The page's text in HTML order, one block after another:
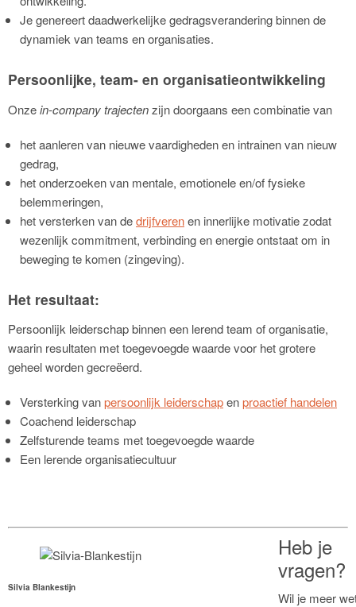
Je genereert daadwerkelijke gedragsverandering binnen de
dynamiek van teams en organisaties.
Persoonlijke, team- en organisatieontwikkeling
Onzein-company trajectenzijn doorgaans een combinatie van
het aanleren van nieuwe vaardigheden en intrainen van nieuw
gedrag,
het onderzoeken van mentale, emotionele en/of fysieke
belemmeringen,
het versterken van dedrijfverenen innerlijke motivatie zodat
wezenlijk commitment, verbinding en energie ontstaat om in
beweging te komen (zingeving).
Het resultaat:
Persoonlijk leiderschap binnen een lerend team of organisatie,
waarin resultaten met toegevoegde waarde voor het grotere
geheel worden gecreëerd.
Versterking vanpersoonlijk leiderschapenproactief handelen
Coachend leiderschap
Zelfsturende teams met toegevoegde waarde
Een lerende organisatiecultuur
Silvia Blankestijn
Heb je
vragen?
Wil je meer